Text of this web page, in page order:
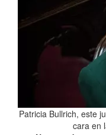
Patricia Bullrich, este
cara en